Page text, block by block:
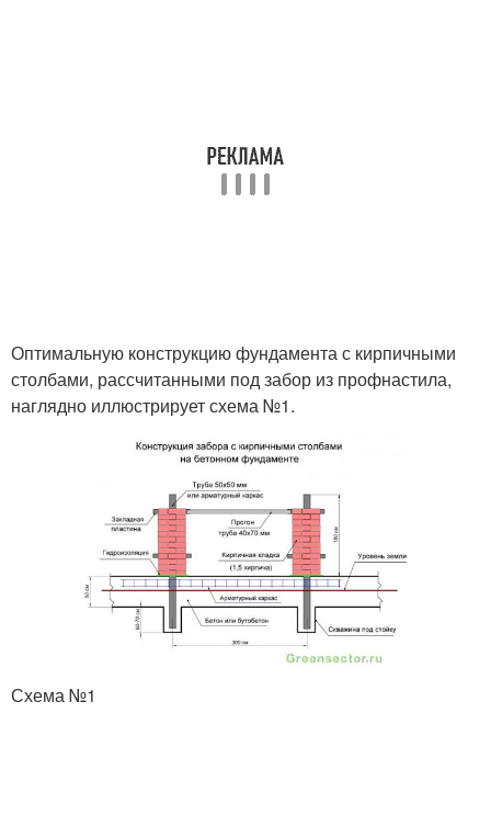
Оптимальную конструкцию фундамента с кирпичными
столбами, рассчитанными под забор из профнастила,
наглядно иллюстрирует схема №1.
Схема №1